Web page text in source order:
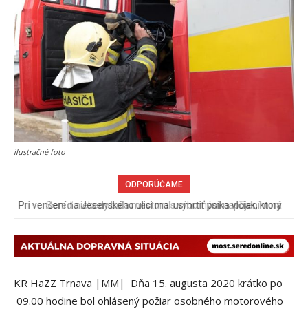
ilustračné foto
ODPORÚČAME
Sereď niekedy bola mestom s výborným napojením na
KR HaZZ Trnava |MM| Dňa 15. augusta 2020 krátko po
09.00 hodine bol ohlásený požiar osobného motorového